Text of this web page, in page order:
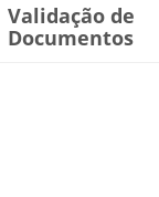
Validação de
Documentos